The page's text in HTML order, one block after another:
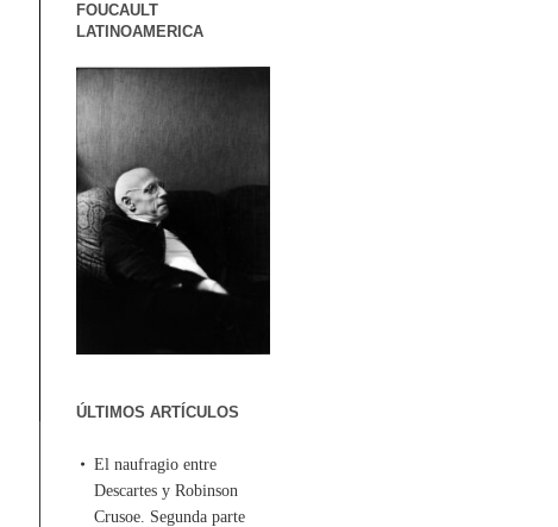
FOUCAULT
LATINOAMERICA
ÚLTIMOS ARTÍCULOS
El naufragio entre
Descartes y Robinson
Crusoe. Segunda parte